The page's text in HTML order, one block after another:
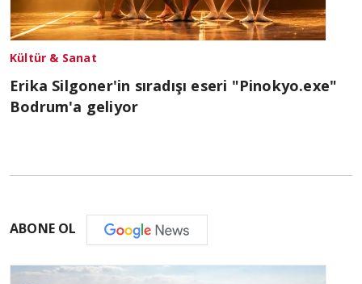
Kültür & Sanat
Erika Silgoner'in sıradışı eseri "Pinokyo.exe"
Bodrum'a geliyor
ABONE OL